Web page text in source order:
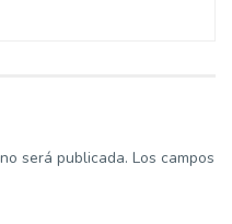
será publicada. Los campos